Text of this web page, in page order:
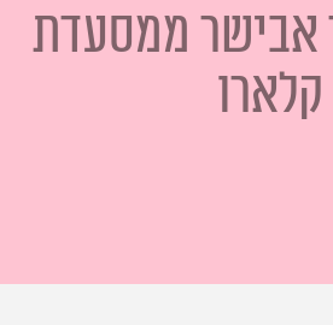
ביוטי
אבישר ממסעדת
קלארו